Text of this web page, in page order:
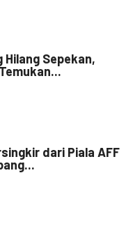
Sepekan,
dari Piala AFF